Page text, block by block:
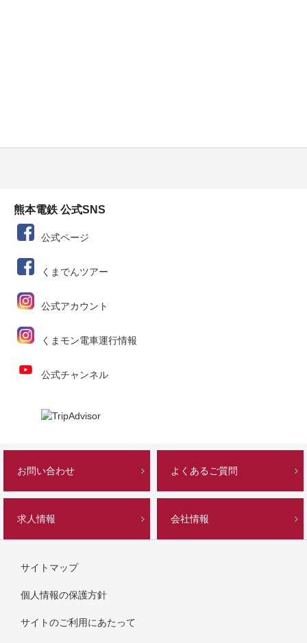
熊本電鉄 公式SNS
公式ページ
くまでんツアー
公式アカウント
くまモン電車運行情報
公式チャンネル
お問い合わせ よくあるご質問
求人情報 会社情報
サイトマップ
個人情報の保護方針
サイトのご利用にあたって